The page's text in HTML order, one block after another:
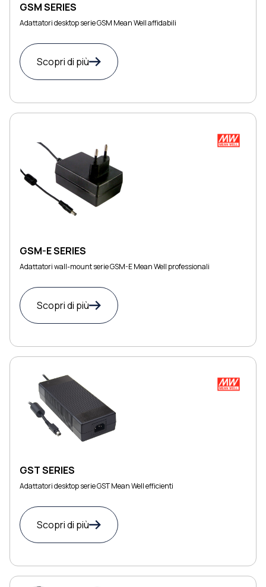
GSM SERIES
Adattatori desktop serie GSM Mean Well affidabili
Scopri di più
GSM-E SERIES
Adattatori wall-mount serie GSM-E Mean Well professionali
Scopri di più
GST SERIES
Adattatori desktop serie GST Mean Well efficienti
Scopri di più